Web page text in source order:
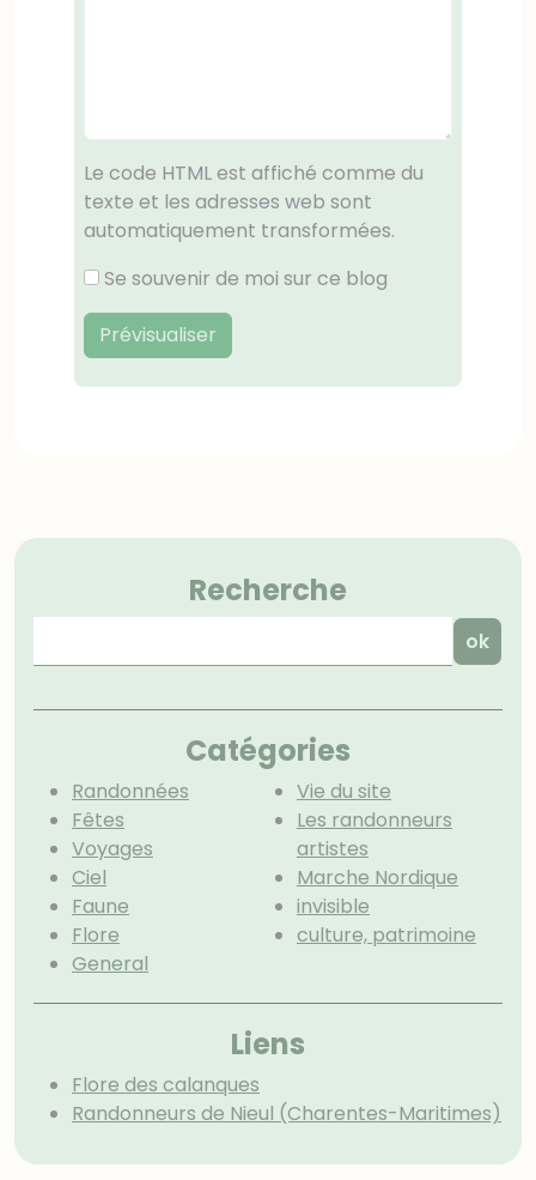
Le code HTML est affiché comme du
texte et les adresses web sont
automatiquement transformées.
Se souvenir de moi sur ce blog
Prévisualiser
Recherche
Catégories
Randonnées
Fêtes
Voyages
Ciel
Faune
Flore
General
Vie du site
Les randonneurs
artistes
Marche Nordique
invisible
culture, patrimoine
Liens
Flore des calanques
Randonneurs de Nieul (Charentes-Maritimes)